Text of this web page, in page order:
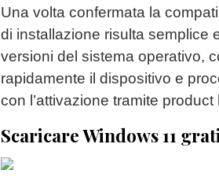
Una volta confermata la
di installazione risulta semplice
versioni del sistema operativo,
rapidamente il dispositivo e
con l’attivazione tramite
Scaricare Windows 11